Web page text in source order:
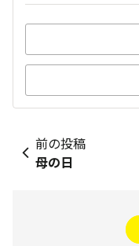
前の投稿
母の日